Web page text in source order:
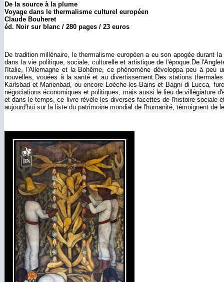
De la source à la plume
Voyage dans le thermalisme culturel européen
Claude Bouheret
éd. Noir sur blanc / 280 pages / 23 euros
De tradition millénaire, le thermalisme européen a eu son apogée durant
dans la vie politique, sociale, culturelle et artistique de l'époque.De
l'Italie, l'Allemagne et la Bohême, ce phénomène développa peu à
nouvelles, vouées à la santé et au divertissement.Des stations
Karlsbad et Marienbad, ou encore Loèche-les-Bains et Bagni di Lucca,
négociations économiques et politiques, mais aussi le lieu de villégiature
et dans le temps, ce livre révèle les diverses facettes de l'histoire sociale
aujourd'hui sur la liste du patrimoine mondial de l'humanité, témoignent de